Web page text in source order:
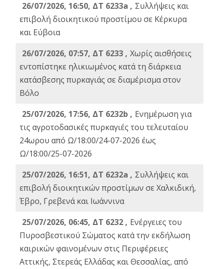
26/07/2026, 16:50, ΔΤ 6233a , Συλλήψεις και
επιβολή διοικητικού προστίμου σε Κέρκυρα
και Εύβοια
26/07/2026, 07:57, ΔΤ 6233 , Χωρίς αισθήσεις
εντοπίστηκε ηλικιωμένος κατά τη διάρκεια
κατάσβεσης πυρκαγιάς σε διαμέρισμα στον
Βόλο
25/07/2026, 17:56, ΔΤ 6232b , Ενημέρωση για
τις αγροτοδασικές πυρκαγιές του τελευταίου
24ωρου από Ω/18:00/24-07-2026 έως
Ω/18:00/25-07-2026
25/07/2026, 16:51, ΔΤ 6232a , Συλλήψεις και
επιβολή διοικητικών προστίμων σε Χαλκιδική,
Έβρο, Γρεβενά και Ιωάννινα
25/07/2026, 06:45, ΔΤ 6232 , Ενέργειες του
Πυροσβεστικού Σώματος κατά την εκδήλωση
καιρικών φαινομένων στις Περιφέρειες
Αττικής, Στερεάς Ελλάδας και Θεσσαλίας, από